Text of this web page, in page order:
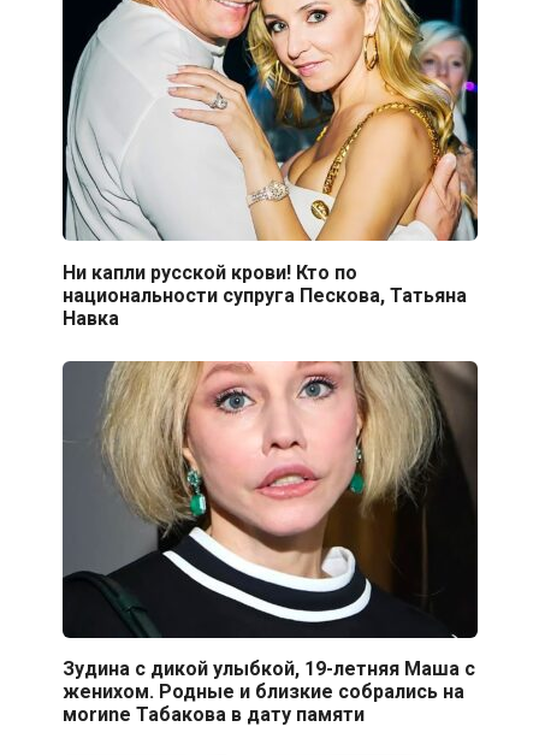
Ни капли русской крови! Кто по
национальности супруга Пескова, Татьяна
Навка
Зудина с дикой улыбкой, 19-летняя Маша с
женихом. Родные и близкие собрались на
моrиnе Табакова в дату памяти